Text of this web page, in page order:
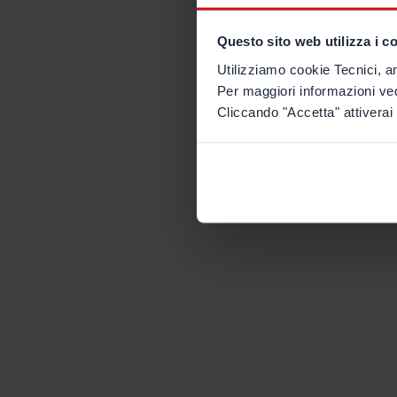
Questo sito web utilizza i
Utilizziamo cookie Tecnici,
Per maggiori informazioni
Cliccando "Accetta"